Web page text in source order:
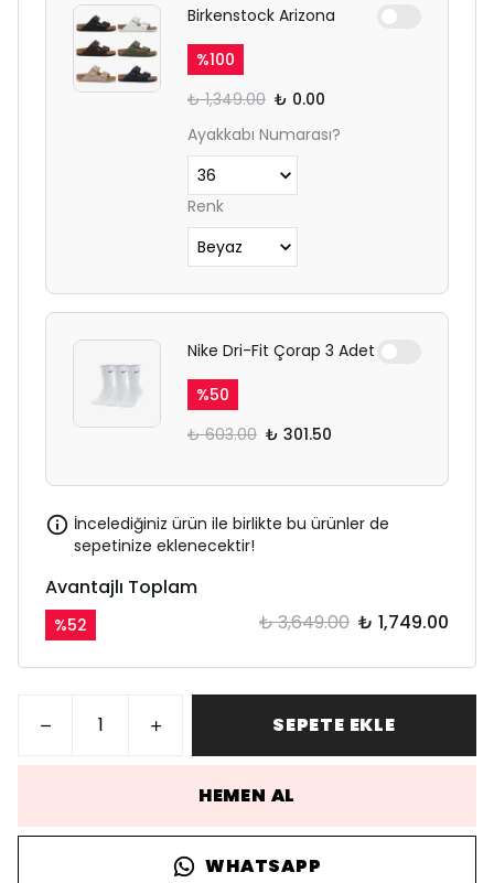
Birkenstock Arizona
%100
₺ 1,349.00 ₺ 0.00
Ayakkabı Numarası?
Renk
Nike Dri-Fit Çorap 3 Adet
%50
₺ 603.00 ₺ 301.50
İncelediğiniz ürün ile birlikte bu ürünler de
sepetinize eklenecektir!
Avantajlı Toplam
%52 ₺ 3,649.00 ₺ 1,749.00
SEPETE EKLE
HEMEN AL
WHATSAPP